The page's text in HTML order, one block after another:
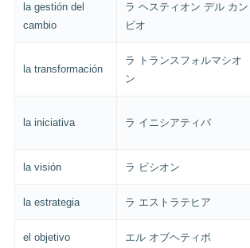
la gestión del
cambio
ラ ヘスティオン デル カン
ビオ
la transformación
ラ トランスフォルマシオ
ン
la iniciativa ラ イニシアティバ
la visión ラ ビシオン
la estrategia ラ エストラテヒア
el objetivo エル オブヘティボ